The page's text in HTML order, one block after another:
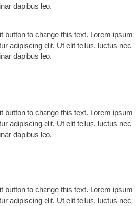
dapibus leo.
button to change this text. Lorem ipsum
adipiscing elit. Ut elit tellus, luctus nec
dapibus leo.
button to change this text. Lorem ipsum
adipiscing elit. Ut elit tellus, luctus nec
dapibus leo.
button to change this text. Lorem ipsum
adipiscing elit. Ut elit tellus, luctus nec